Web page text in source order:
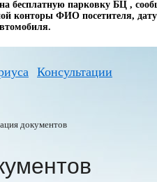
бесплатную парковку БЦ ,
конторы ФИО посетителя,
Консультации
документов